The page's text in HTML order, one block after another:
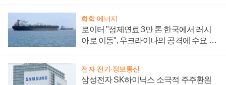
화학·에너지
로이터 "정제연료 3만 톤 한국에서 러시
아로 이동", 우크라이나의 공격에 수요 늘
전자·전기·정보통신
삼성전자 SK하이닉스 소극적 주주환원